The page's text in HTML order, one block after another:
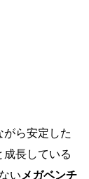
ら安定した
長している
い メガベンチ